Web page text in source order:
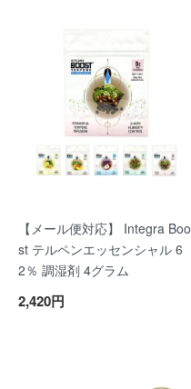
【メール便対応】 Integra Boo
st テルペンエッセンシャル 6
2％ 調湿剤 4グラム
2,420円